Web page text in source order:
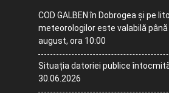
COD GALBEN în Dobrogea și pe
meteorologilor este valabilă până
august, ora 10:00
Situația datoriei publice
30.06.2026